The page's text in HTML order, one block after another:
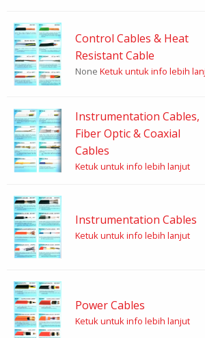
Control Cables & Heat
Resistant Cable
None Ketuk untuk info lebih
Instrumentation Cables,
Fiber Optic & Coaxial
Cables
Ketuk untuk info lebih lanjut
Instrumentation Cables
Ketuk untuk info lebih lanjut
Power Cables
Ketuk untuk info lebih lanjut